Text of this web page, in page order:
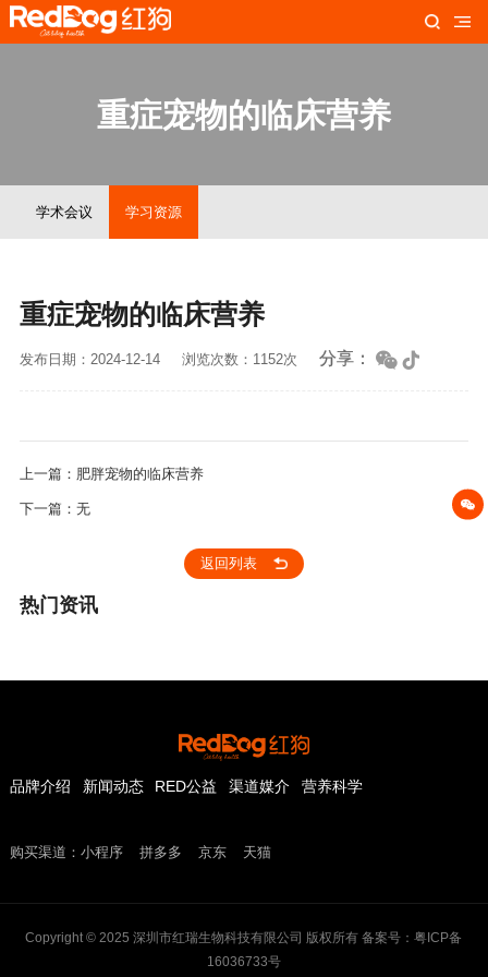
重症宠物的临床营养
学术会议 学习资源
重症宠物的临床营养
发布日期：2024-12-14 浏览次数：1152次 分享：
上一篇：肥胖宠物的临床营养
下一篇：无
返回列表
热门资讯
品牌介绍 新闻动态 RED公益 渠道媒介 营养科学
购买渠道： 小程序 拼多多 京东 天猫
Copyright © 2025 深圳市红瑞生物科技有限公司 版权所有 备案号：粤ICP备
16036733号